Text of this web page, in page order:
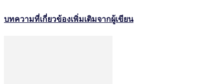
บทความที่เกี่ยวข้องเพิ่มเติมจากผู้เขียน